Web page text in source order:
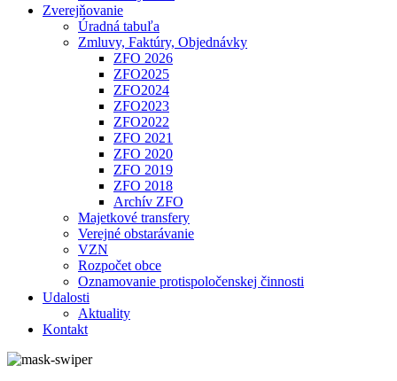
Zverejňovanie
Úradná tabuľa
Zmluvy, Faktúry, Objednávky
ZFO 2026
ZFO2025
ZFO2024
ZFO2023
ZFO2022
ZFO 2021
ZFO 2020
ZFO 2019
ZFO 2018
Archív ZFO
Majetkové transfery
Verejné obstarávanie
VZN
Rozpočet obce
Oznamovanie protispoločenskej činnosti
Udalosti
Aktuality
Kontakt